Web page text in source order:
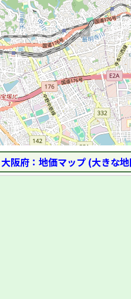
大阪府：地価マップ (大きな